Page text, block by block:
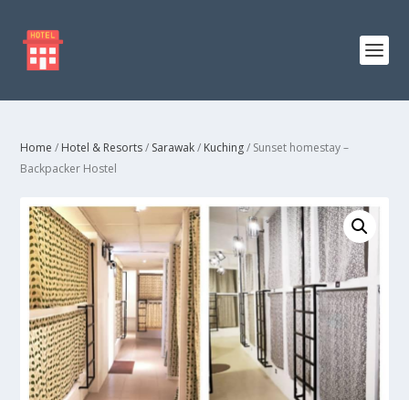
Home / Hotel & Resorts/ Sarawak/ Kuching/ Sunset homestay –
Backpacker Hostel